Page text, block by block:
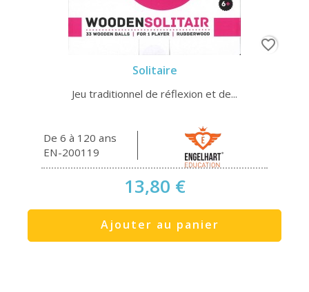
Solitaire
Jeu traditionnel de réflexion et de...
De 6 à 120 ans
EN-200119
13,80 €
Ajouter au panier
favorite_border